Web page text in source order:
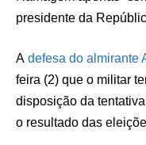
presidente da
A defesa do almirante
feira (2) que o militar
disposição da
o resultado das